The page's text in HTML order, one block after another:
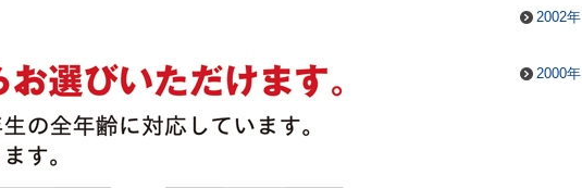
2002年
2000年